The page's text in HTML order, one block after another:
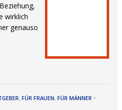
wirklich
genauso
,FÜR FRAUEN,FÜR MÄNNER •